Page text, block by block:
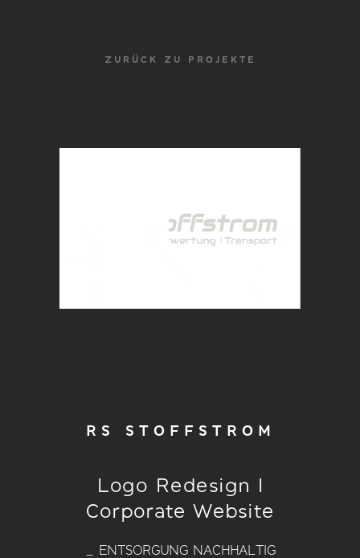
ZURÜCK ZU PROJEKTE
RS STOFFSTROM
Logo Redesign I
Corporate Website
_ ENTSORGUNG NACHHALTIG